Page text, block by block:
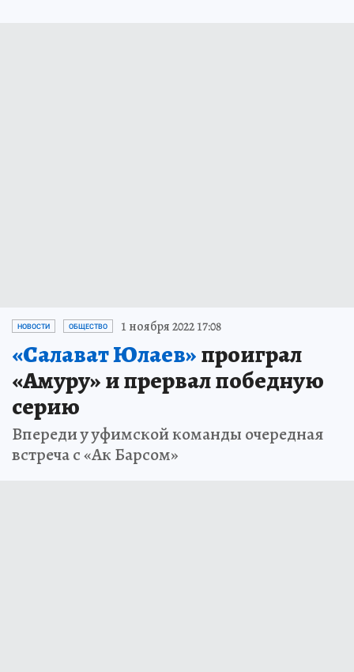
НОВОСТИ ОБЩЕСТВО 1 ноября 2022 17:08
«Салават Юлаев»проиграл
«Амуру» и прервал победную
серию
Впереди у уфимской команды очередная
встреча с «Ак Барсом»